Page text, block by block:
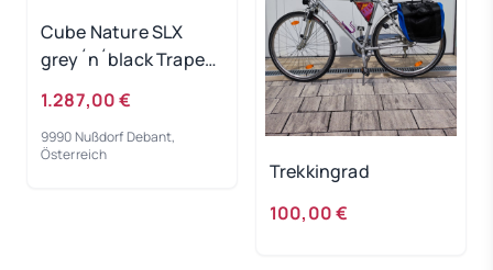
Cube Nature SLX
grey´n´black Trapez
1.287,00 €
9990 Nußdorf Debant,
Österreich
Trekkingrad
100,00 €